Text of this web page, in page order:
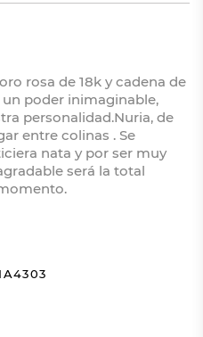
rosa de 18k y cadena de
poder inimaginable,
personalidad.Nuria, de
entre colinas . Se
nata y por ser muy
será la total